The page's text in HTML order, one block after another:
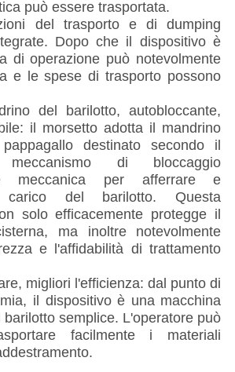
può essere trasportata.
del trasporto e di dumping
Dopo che il dispositivo è
di operazione può notevolmente
e le spese di trasporto possono
del barilotto, autobloccante,
il morsetto adotta il mandrino
destinato secondo il
di bloccaggio
meccanica per afferrare e
del barilotto. Questa
solo efficacemente protegge il
ma inoltre notevolmente
e l'affidabilità di trattamento
migliori l'efficienza: dal punto di
il dispositivo è una macchina
semplice. L'operatore può
facilmente i materiali